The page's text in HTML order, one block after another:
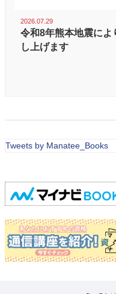
2026.07.29
令和8年熊本地震によ
し上げます
Tweets by Manatee_Books